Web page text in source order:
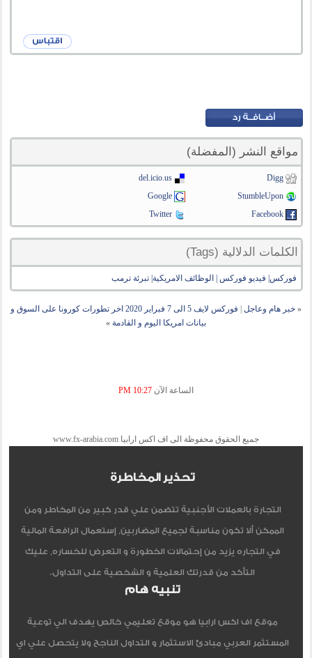
مواقع النشر (المفضلة)
Digg
del.icio.us
StumbleUpon
Google
Facebook
Twitter
الكلمات الدلالية (Tags)
فوركس| فيديو فوركس | الوظائف الامريكية| تبرئة ترمب
« خبر هام وعاجل
فوركس لايف 5 الى 7 فبراير 2020 اخر تطورات كورونا على السوق و
بيانات امريكا اليوم و القادمة »
الساعة الآن 10:27 PM
جميع الحقوق محفوظة الى اف اكس ارابيا www.fx-arabia.com
تحذير المخاطرة
التجارة بالعملات الأجنبية تتضمن علي قدر كبير من المخاطر ومن
الممكن ألا تكون مناسبة لجميع المضاربين, إستعمال الرافعة المالية
في التجاره يزيد من إحتمالات الخطورة و التعرض للخساره, عليك
التأكد من قدرتك العلمية و الشخصية على التداول.
تنبيه هام
موقع اف اكس ارابيا هو موقع تعليمي خالص يهدف الي توعية
المستثمر العربي مبادئ الاستثمار و التداول الناجح ولا يتحصل علي اي